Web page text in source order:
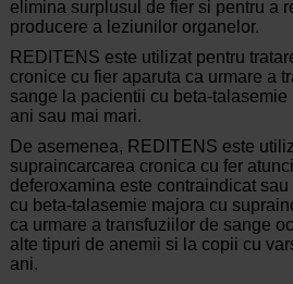
elimina surplusul de fier si pentru a
producere a leziunilor organelor.
REDITENS este utilizat pentru
cronice cu fier aparuta ca urmare a
sange la pacientii cu beta-talasemie
ani sau mai mari.
De asemenea, REDITENS este
supraincarcarea cronica cu fer
deferoxamina este contraindicat
cu beta-talasemie majora cu
ca urmare a transfuziilor de sange
alte tipuri de anemii si la copii cu
ani.